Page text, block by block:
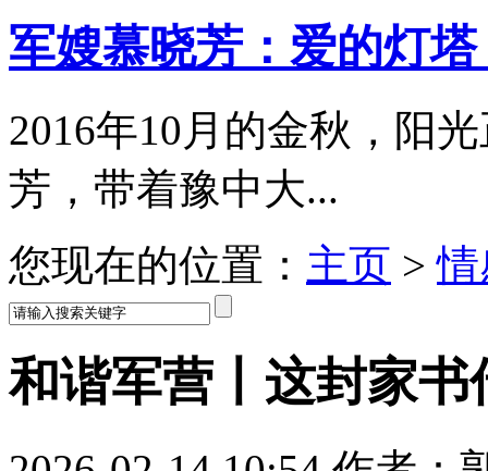
军嫂慕晓芳：爱的灯
2016年10月的金秋，阳
芳，带着豫中大...
您现在的位置： 主页 >
和谐军营丨这封家